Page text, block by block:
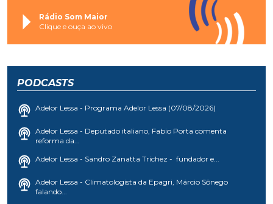
Rádio Som Maior
Clique e ouça ao vivo
PODCASTS
Adelor Lessa - Programa Adelor Lessa (07/08/2026)
Adelor Lessa - Deputado italiano, Fabio Porta comenta
reforma da...
Adelor Lessa - Sandro Zanatta Trichez - fundador e...
Adelor Lessa - Climatologista da Epagri, Márcio Sônego
falando...